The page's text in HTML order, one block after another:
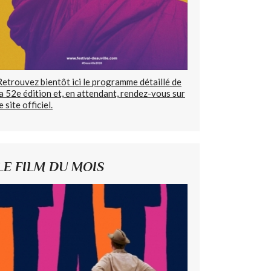
bientôt ici le programme détaillé de
52e édition et, en attendant, rendez-vous sur
site officiel.
FILM DU MOIS